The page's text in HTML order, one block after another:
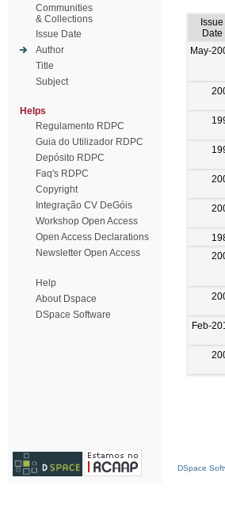
Communities
& Collections
Issue Date
Author
Title
Subject
Helps
Regulamento RDPC
Guia do Utilizador RDPC
Depósito RDPC
Faq's RDPC
Copyright
Integração CV DeGóis
Workshop Open Access
Open Access Declarations
Newsletter Open Access
Help
About Dspace
DSpace Software
Issue
Date
May-
Feb-
DSpace